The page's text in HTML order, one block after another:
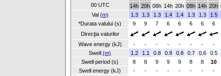
00 UTC
14h 20h 08h 14h 20h 08h 14h 20h
Val (m) 1.3 1.3 1.3 1.4 1.4 1.3 1.3
1.5
*Durata valului (s)
9 9 7 6 6 6 6
6
Direcţia valurilor
Wave energy (kJ)
- - - - - - -
-
Swell (m) 1.2 1.1 0.8 0.8 0.8 0.7 0.6
0.5
Swell period (s)
8 8 9 9 9 8 8
10
Swell energy (kJ)
- - - - - - -
-